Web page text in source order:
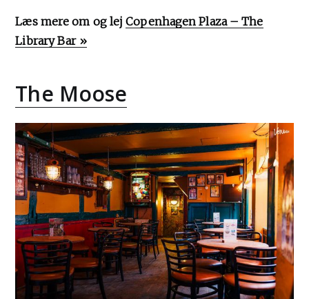
Læs mere om og lejCopenhagen Plaza – The
Library Bar »
The Moose